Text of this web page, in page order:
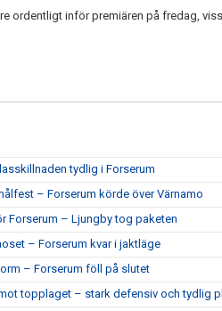
ordentligt inför premiären på fredag,
tydlig i Forserum
– Forserum körde över Värnamo
Forserum – Ljungby tog paketen
– Forserum kvar i jaktläge
– Forserum föll på slutet
topplaget – stark defensiv och tydlig